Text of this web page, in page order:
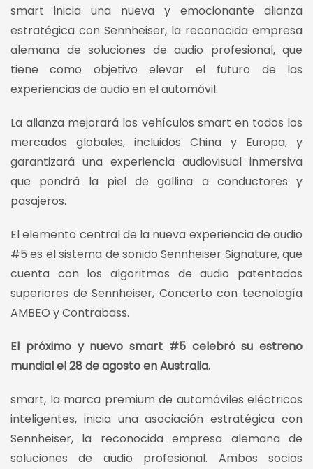
smart inicia una nueva y emocionante alianza
estratégica con Sennheiser, la reconocida empresa
alemana de soluciones de audio profesional, que
tiene como objetivo elevar el futuro de las
experiencias de audio en el automóvil.
La alianza mejorará los vehículos smart en todos los
mercados globales, incluidos China y Europa, y
garantizará una experiencia audiovisual inmersiva
que pondrá la piel de gallina a conductores y
pasajeros.
El elemento central de la nueva experiencia de audio
#5 es el sistema de sonido Sennheiser Signature, que
cuenta con los algoritmos de audio patentados
superiores de Sennheiser, Concerto con tecnología
AMBEO y Contrabass.
El próximo y nuevo smart #5 celebró su estreno
mundial el 28 de agosto en Australia.
smart, la marca premium de automóviles eléctricos
inteligentes, inicia una asociación estratégica con
Sennheiser, la reconocida empresa alemana de
soluciones de audio profesional. Ambos socios